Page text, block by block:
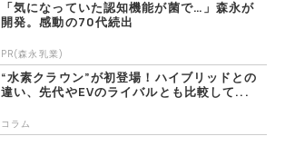
「気になっていた認知機能が菌で…」森永が
開発。感動の70代続出
PR(森永乳業)
“水素クラウン”が初登場！ハイブリッドとの
違い、先代やEVのライバルとも比較して...
コラム